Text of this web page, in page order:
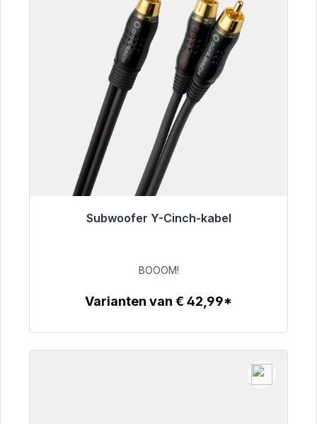
Subwoofer Y-Cinch-kabel
Klaar voor onmiddellijke verzending, levertijd
€ 53,49
BOOOM!
Varianten van € 42,99*